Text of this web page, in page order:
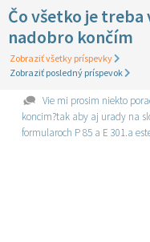
Čo všetko je
nadobro končím
Zobraziť všetky príspevky
Zobraziť posledný príspevok
Vie mi prosim niekto
koncim?tak aby aj urady na
formularoch P 85 a E 301.a